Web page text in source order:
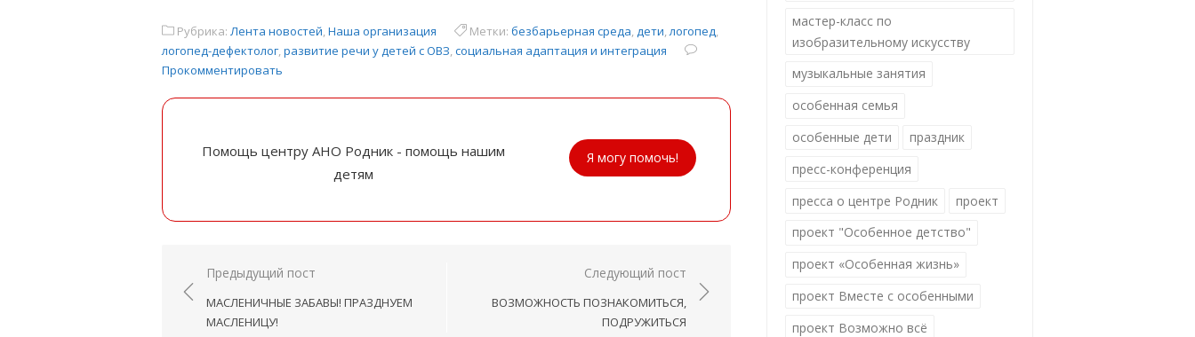
Рубрика: Лента новостей,Наша организация Метки: безбарьерная среда,дети,логопед,
логопед-дефектолог,развитие речи у детей с ОВЗ,социальная адаптация и интеграция
Прокомментировать
Помощь центру АНО Родник - помощь нашим
детям
Я могу помочь!
Навигация
по
записям
Предыдущий пост
МАСЛЕНИЧНЫЕ ЗАБАВЫ! ПРАЗДНУЕМ
МАСЛЕНИЦУ!
Следующий пост
ВОЗМОЖНОСТЬ ПОЗНАКОМИТЬСЯ,
ПОДРУЖИТЬСЯ
мастер-класс по
изобразительному искусству
музыкальные занятия
особенная семья
особенные дети
праздник
пресс-конференция
пресса о центре Родник
проект
проект "Особенное детство"
проект «Особенная жизнь»
проект Вместе с особенными
проект Возможно всё